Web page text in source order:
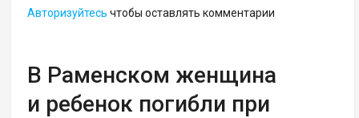
Авторизуйтесь чтобы оставлять комментарии
В Раменском женщина
и ребенок погибли при